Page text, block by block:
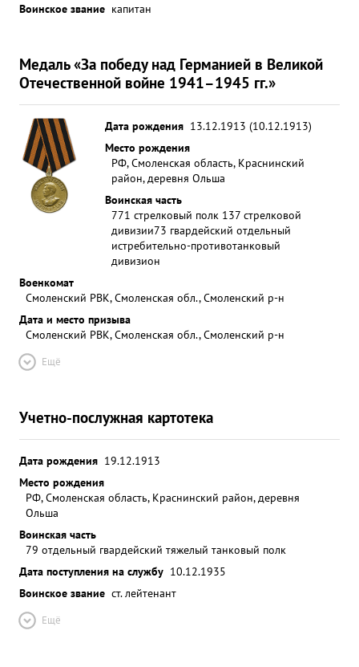
Воинское звание капитан
Медаль «За победу над Германией в Великой
Отечественной войне 1941–1945 гг.»
Дата рождения 13.12.1913 (10.12.1913)
Место рождения
РФ, Смоленская область, Краснинский
район, деревня Ольша
Воинская часть
771 стрелковый полк 137 стрелковой
дивизии73 гвардейский отдельный
истребительно-противотанковый
дивизион
Военкомат
Смоленский РВК, Смоленская обл., Смоленский р-н
Дата и место призыва
Смоленский РВК, Смоленская обл., Смоленский р-н
Ещё
Учетно-послужная картотека
Дата рождения 19.12.1913
Место рождения
РФ, Смоленская область, Краснинский район, деревня
Ольша
Воинская часть
79 отдельный гвардейский тяжелый танковый полк
Дата поступления на службу 10.12.1935
Воинское звание ст. лейтенант
Ещё